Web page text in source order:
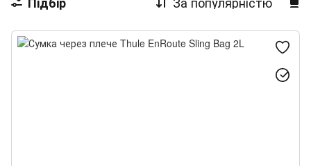
Колекція Thule RoundTrip
Колекція Thule Stir
Колекція Thule Shield
Колекція Thule Subterra